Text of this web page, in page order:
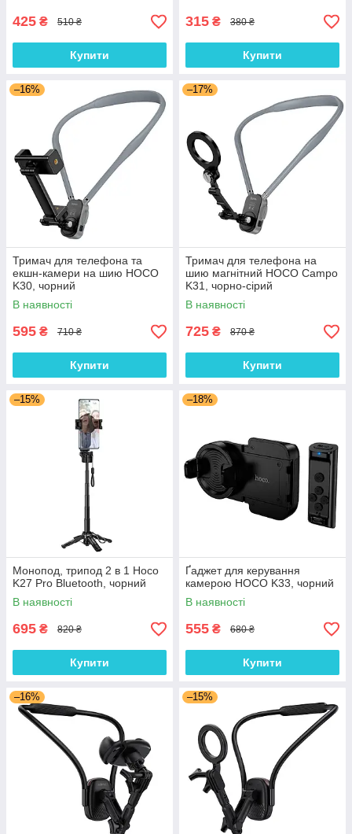
425 ₴ 510 ₴
Купити
315 ₴ 380 ₴
Купити
–16%
Тримач для телефона та
екшн-камери на шию HOCO
K30, чорний
В наявності
595 ₴ 710 ₴
Купити
–17%
Тримач для телефона на
шию магнітний HOCO Campo
K31, чорно-сірий
В наявності
725 ₴ 870 ₴
Купити
–15%
Монопод, трипод 2 в 1 Hoco
K27 Pro Bluetooth, чорний
В наявності
695 ₴ 820 ₴
Купити
–18%
Ґаджет для керування
камерою HOCO K33, чорний
В наявності
555 ₴ 680 ₴
Купити
–16% –15%